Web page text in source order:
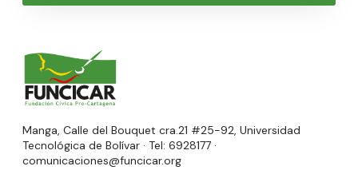
Manga, Calle del Bouquet cra.21 #25-92, Universidad
Tecnológica de Bolívar · Tel: 6928177 ·
comunicaciones@funcicar.org